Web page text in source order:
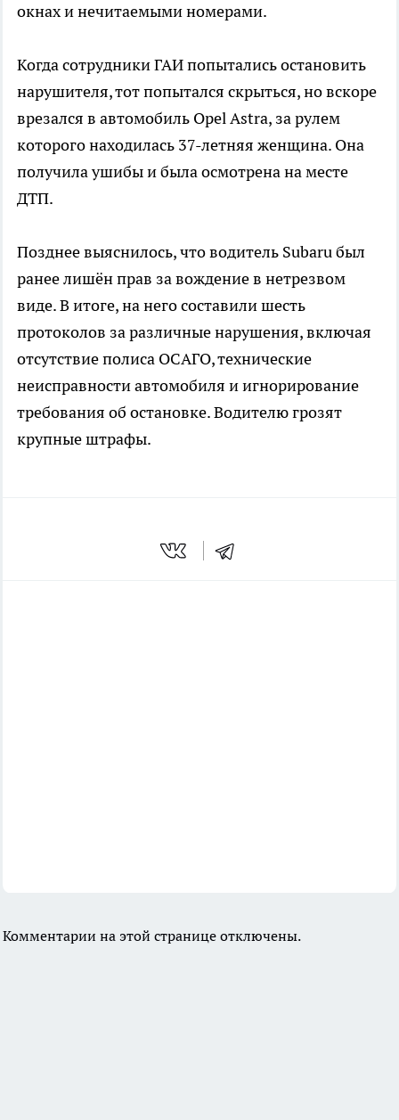
окнах и нечитаемыми номерами.
Когда сотрудники ГАИ попытались остановить
нарушителя, тот попытался скрыться, но вскоре
врезался в автомобиль Opel Astra, за рулем
которого находилась 37-летняя женщина. Она
получила ушибы и была осмотрена на месте
ДТП.
Позднее выяснилось, что водитель Subaru был
ранее лишён прав за вождение в нетрезвом
виде. В итоге, на него составили шесть
протоколов за различные нарушения, включая
отсутствие полиса ОСАГО, технические
неисправности автомобиля и игнорирование
требования об остановке. Водителю грозят
крупные штрафы.
Комментарии на этой странице отключены.